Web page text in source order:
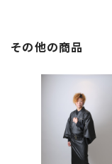
その他の商品